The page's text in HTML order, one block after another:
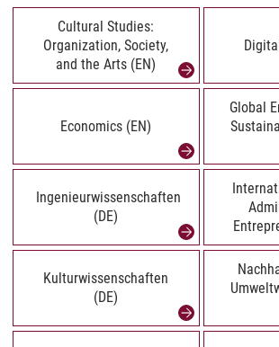
Cultural Studies:
Organization, Society,
and the Arts (EN)
Economics (EN)
Global
Ingenieurwissenschaften
(DE)
Kulturwissenschaften
(DE)